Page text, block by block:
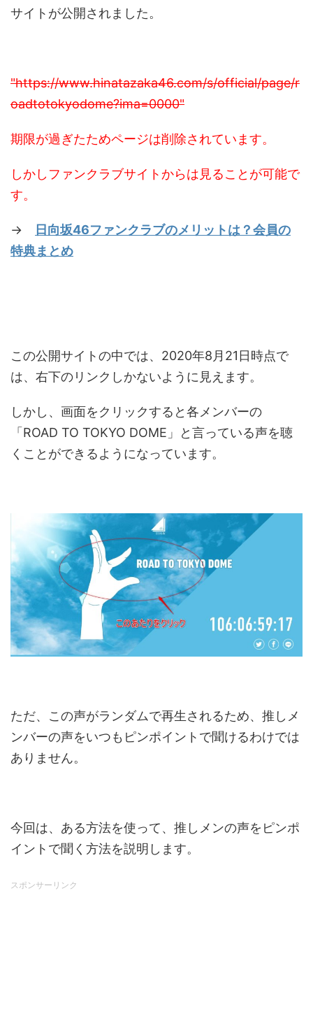
サイトが公開されました。
"https://www.hinatazaka46.com/s/official/page/r
oadtotokyodome?ima=0000"
期限が過ぎたためページは削除されています。
しかしファンクラブサイトからは見ることが可能で
す。
→
日向坂46ファンクラブのメリットは？会員の
特典まとめ
この公開サイトの中では、2020年8月21日時点で
は、右下のリンクしかないように見えます。
しかし、画面をクリックすると各メンバーの
「ROAD TO TOKYO DOME」と言っている声を聴
くことができるようになっています。
ただ、この声がランダムで再生されるため、推しメ
ンバーの声をいつもピンポイントで聞けるわけでは
ありません。
今回は、ある方法を使って、推しメンの声をピンポ
イントで聞く方法を説明します。
スポンサーリンク